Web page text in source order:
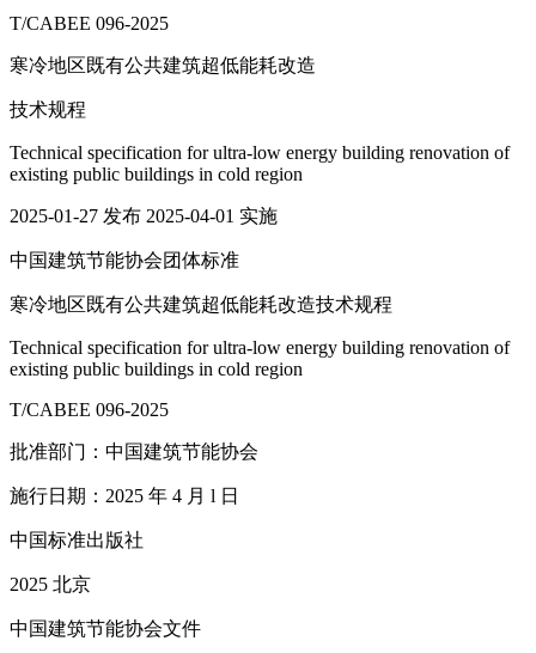
T/CABEE 096-2025
寒冷地区既有公共建筑超低能耗改造
技术规程
Technical specification for ultra-low energy building renovation of
existing public buildings in cold region
2025-01-27 发布 2025-04-01 实施
中国建筑节能协会团体标准
寒冷地区既有公共建筑超低能耗改造技术规程
Technical specification for ultra-low energy building renovation of
existing public buildings in cold region
T/CABEE 096-2025
批准部门：中国建筑节能协会
施行日期：2025 年 4 月 l 日
中国标准出版社
2025 北京
中国建筑节能协会文件